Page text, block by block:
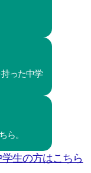
った中学
ら。
学生の方はこちら